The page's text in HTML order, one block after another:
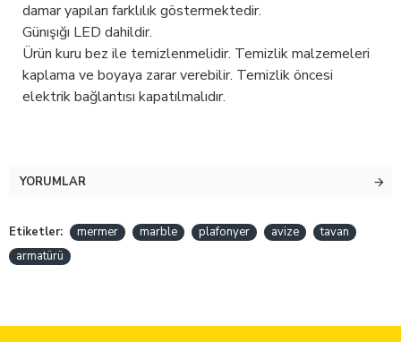
damar yapıları farklılık göstermektedir.
Günışığı LED dahildir.
Ürün kuru bez ile temizlenmelidir. Temizlik malzemeleri
kaplama ve boyaya zarar verebilir. Temizlik öncesi
elektrik bağlantısı kapatılmalıdır.
YORUMLAR
Etiketler: mermer marble plafonyer avize
tavan
armatürü